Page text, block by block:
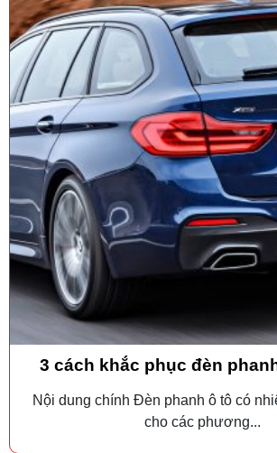
3 cách khắc phục đèn
Nội dung chính Đèn phanh ô tô có
cho các phương...